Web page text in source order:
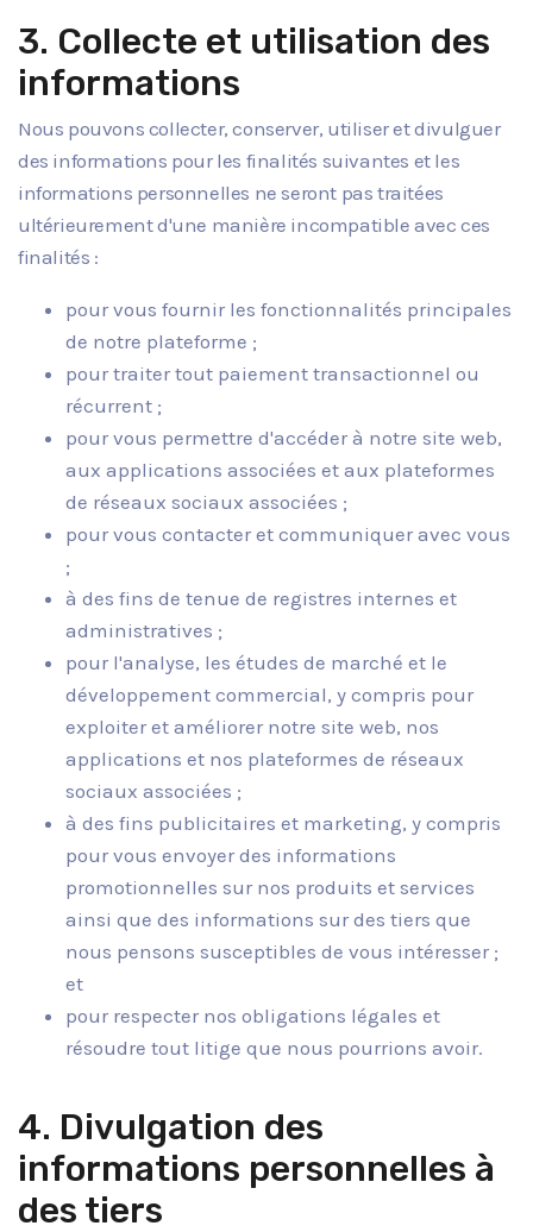
3. Collecte et utilisation des
informations
Nous pouvons collecter, conserver, utiliser et divulguer
des informations pour les finalités suivantes et les
informations personnelles ne seront pas traitées
ultérieurement d'une manière incompatible avec ces
finalités :
pour vous fournir les fonctionnalités principales
de notre plateforme ;
pour traiter tout paiement transactionnel ou
récurrent ;
pour vous permettre d'accéder à notre site web,
aux applications associées et aux plateformes
de réseaux sociaux associées ;
pour vous contacter et communiquer avec vous
;
à des fins de tenue de registres internes et
administratives ;
pour l'analyse, les études de marché et le
développement commercial, y compris pour
exploiter et améliorer notre site web, nos
applications et nos plateformes de réseaux
sociaux associées ;
à des fins publicitaires et marketing, y compris
pour vous envoyer des informations
promotionnelles sur nos produits et services
ainsi que des informations sur des tiers que
nous pensons susceptibles de vous intéresser ;
et
pour respecter nos obligations légales et
résoudre tout litige que nous pourrions avoir.
4. Divulgation des
informations personnelles à
des tiers